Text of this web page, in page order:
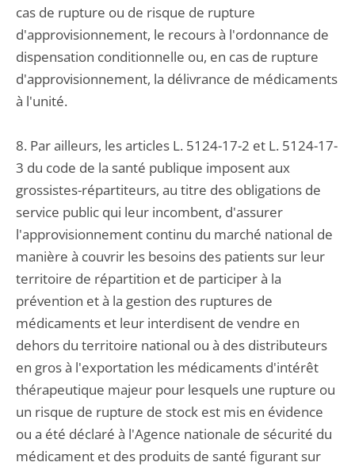
cas de rupture ou de risque de rupture
d'approvisionnement, le recours à l'ordonnance de
dispensation conditionnelle ou, en cas de rupture
d'approvisionnement, la délivrance de médicaments
à l'unité.
8. Par ailleurs, les articles L. 5124-17-2 et L. 5124-17-
3 du code de la santé publique imposent aux
grossistes-répartiteurs, au titre des obligations de
service public qui leur incombent, d'assurer
l'approvisionnement continu du marché national de
manière à couvrir les besoins des patients sur leur
territoire de répartition et de participer à la
prévention et à la gestion des ruptures de
médicaments et leur interdisent de vendre en
dehors du territoire national ou à des distributeurs
en gros à l'exportation les médicaments d'intérêt
thérapeutique majeur pour lesquels une rupture ou
un risque de rupture de stock est mis en évidence
ou a été déclaré à l'Agence nationale de sécurité du
médicament et des produits de santé figurant sur